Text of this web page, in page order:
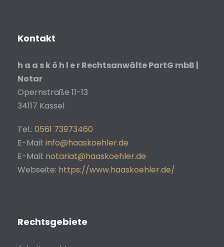
Kontakt
h a a s k ö h l e r Rechtsanwälte PartG mbB |
Notar
Opernstraße 11-13
34117 Kassel
Tel.: 0561 73973460
E-Mail: info@haaskoehler.de
E-Mail: notariat@haaskoehler.de
Webseite: https://www.haaskoehler.de/
Rechtsgebiete